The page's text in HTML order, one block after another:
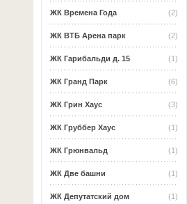
(2)
ЖК Времена Года
(2)
ЖК ВТБ Арена парк
(1)
ЖК Гарибальди д. 15
(6)
ЖК Гранд Парк
(3)
ЖК Грин Хаус
(1)
ЖК Груббер Хаус
(1)
ЖК Грюнвальд
(1)
ЖК Две башни
(1)
ЖК Депутатский дом